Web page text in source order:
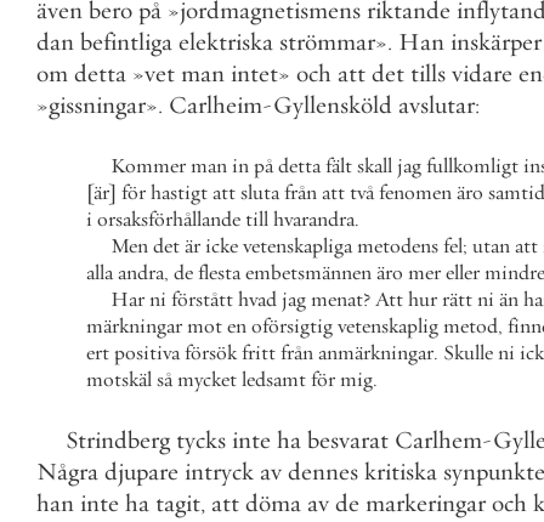
även bero på »jordmagnetismens riktande
dan befintliga elektriska strömmar». Han inskärper
om detta »vet man intet» och att det tills vidare
»gissningar». Carlheim-Gyllensköld avslutar:
Kommermaninpådettafältskall jagfullkomligt
[är] för hastigt att sluta från att två fenomen äro
i orsaksförhållande till hvarandra.
Mendetärickevetenskapligametodensfel; utanatt
alla andra, de flesta embetsmännen äro mer eller mindre
Harni förståtthvad jagmenat?Atthurrättni än
märkningar mot en oförsigtig vetenskaplig metod,
ert positiva försök fritt från anmärkningar. Skulle ni
motskäl så mycket ledsamt för mig.
Strindberg tycks inte ha besvarat Carlhem-
Några djupare intryck av dennes kritiska
han inte ha tagit, att döma av de markeringar och